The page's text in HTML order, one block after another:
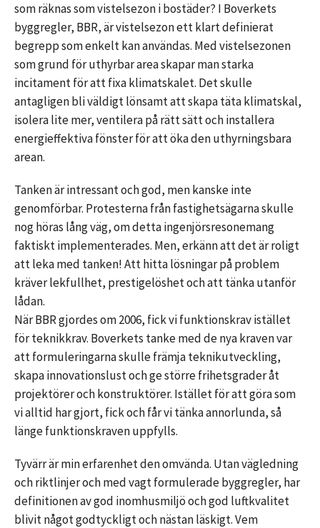
som räknas som vistelsezon i bostäder? I Boverkets
byggregler, BBR, är vistelsezon ett klart definierat
begrepp som enkelt kan användas. Med vistelsezonen
som grund för uthyrbar area skapar man starka
incitament för att fixa klimatskalet. Det skulle
antagligen bli väldigt lönsamt att skapa täta klimatskal,
isolera lite mer, ventilera på rätt sätt och installera
energieffektiva fönster för att öka den uthyrningsbara
arean.
Tanken är intressant och god, men kanske inte
genomförbar. Protesterna från fastighetsägarna skulle
nog höras lång väg, om detta ingenjörsresonemang
faktiskt implementerades. Men, erkänn att det är roligt
att leka med tanken! Att hitta lösningar på problem
kräver lekfullhet, prestigelöshet och att tänka utanför
lådan.
När BBR gjordes om 2006, fick vi funktionskrav istället
för teknikkrav. Boverkets tanke med de nya kraven var
att formuleringarna skulle främja teknikutveckling,
skapa innovationslust och ge större frihetsgrader åt
projektörer och konstruktörer. Istället för att göra som
vi alltid har gjort, fick och får vi tänka annorlunda, så
länge funktionskraven uppfylls.
Tyvärr är min erfarenhet den omvända. Utan vägledning
och riktlinjer och med vagt formulerade byggregler, har
definitionen av god inomhusmiljö och god luftkvalitet
blivit något godtyckligt och nästan läskigt. Vem